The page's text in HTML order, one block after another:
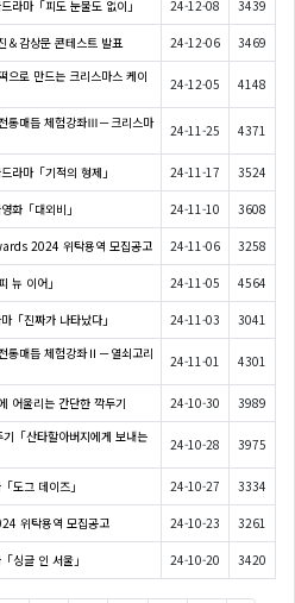
라마「피도 눈물도 없이」 24-12-08 3439
＆감상문 콘테스트 발표 24-12-06 3469
으로 만드는 크리스마스 케이
24-12-05 4148
통매듭 체험강좌Ⅲ－크리스마
24-11-25 4371
라마「기적의 형제」 24-11-17 3524
화「대외비」 24-11-10 3608
2024 위탁용역 모집공고 24-11-06 3258
뉴 이어」 24-11-05 4564
「진짜가 나타났다」 24-11-03 3041
통매듭 체험강좌Ⅱ－열쇠고리
24-11-01 4301
어울리는 간단한 깍두기 24-10-30 3989
「산타할아버지에게 보내는
24-10-28 3975
도그 데이즈」 24-10-27 3334
위탁용역 모집공고 24-10-23 3261
싱글 인 서울」 24-10-20 3420